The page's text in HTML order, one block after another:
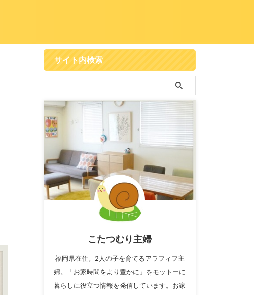
サイト内検索
こたつむり主婦
福岡県在住。2人の子を育てるアラフィフ主
婦。「お家時間をより豊かに」をモットーに
暮らしに役立つ情報を発信しています。お家